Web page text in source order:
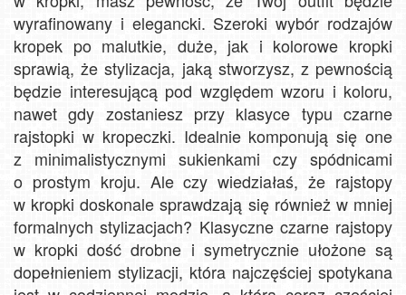
wyrafinowany i elegancki. Szeroki wybór rodzajów
kropek po malutkie, duże, jak i kolorowe kropki
sprawią, że stylizacja, jaką stworzysz, z pewnością
będzie interesującą pod względem wzoru i koloru,
nawet gdy zostaniesz przy klasyce typu czarne
rajstopki w kropeczki. Idealnie komponują się one
z minimalistycznymi sukienkami czy spódnicami
o prostym kroju. Ale czy wiedziałaś, że rajstopy
w kropki doskonale sprawdzają się również w mniej
formalnych stylizacjach? Klasyczne czarne rajstopy
w kropki dość drobne i symetrycznie ułożone są
dopełnieniem stylizacji, która najczęściej spotykana